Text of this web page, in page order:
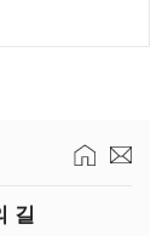
길